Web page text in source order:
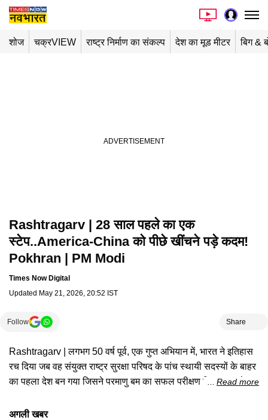
शोज चक्रVIEW राष्ट्र निर्माण का संकल्प देश का मूड मीटर बिग &
Rashtragarv | 28 साल पहले का एक
स्टेप..America-China को पीछे खींचने पड़े कदम!
Pokhran | PM Modi
Times Now Digital
Updated May 21, 2026, 20:52 IST
Follow Share
Rashtragarv | लगभग 50 वर्ष पूर्व, एक गुप्त अभियान में, भारत ने इतिहास
रच दिया जब वह संयुक्त राष्ट्र सुरक्षा परिषद के पांच स्थायी सदस्यों के बाहर
का पहला देश बन गया जिसने परमाणु बम का सफल परीक्षण किया। इसके
किंगडम, फ्रांस और चीन के बाद विश्व की छठी परमाणु शक्ति बन गया।
Read more
अगली खबर